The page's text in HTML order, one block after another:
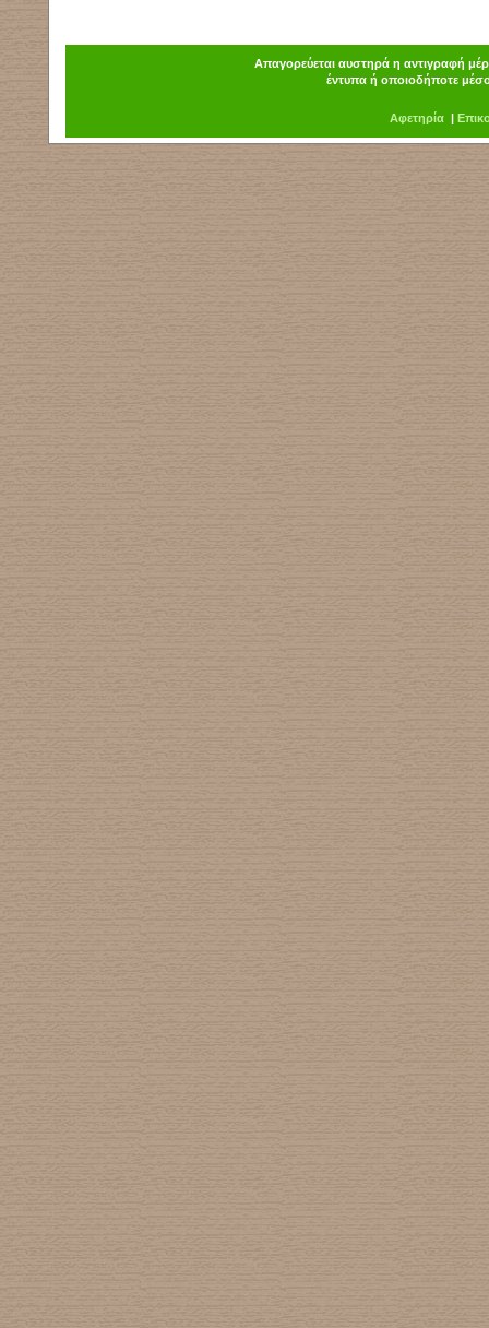
Απαγορεύεται αυστηρά η αντιγραφή
έντυπα ή οποιοδήποτε
Αφετηρία|